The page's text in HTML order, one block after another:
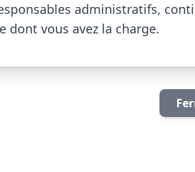
administratifs,
dont vous avez la